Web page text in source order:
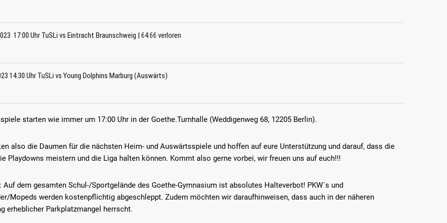
17:00 Uhr TuSLi vs Eintracht Braunschweig | 64:66 verloren
14:30 Uhr TuSLi vs Young Dolphins Marburg (Auswärts)
starten wie immer um 17:00 Uhr in der Goethe.Turnhalle (Weddigenweg 68, 12205 Berlin).
also die Daumen für die nächsten Heim- und Auswärtsspiele und hoffen auf eure Unterstützung und darauf, dass die
Playdowns meistern und die Liga halten können. Kommt also gerne vorbei, wir freuen uns auf euch!!!
: Auf dem gesamten Schul-/Sportgelände des Goethe-Gymnasium ist absolutes Halteverbot! PKW´s und
Mopeds werden kostenpflichtig abgeschleppt. Zudem möchten wir daraufhinweisen, dass auch in der näheren
erheblicher Parkplatzmangel herrscht.
für Deutschland
| TuSLi bei der U17-
der Mädchen:
mit Mathilda Haensch und
Startseite
Downloads
Impressum
Datenschutz
E.V.
Finckensteinallee 1 12205 Berlin
(0)30 - 89754796
kontakt@tusli-basketball.de